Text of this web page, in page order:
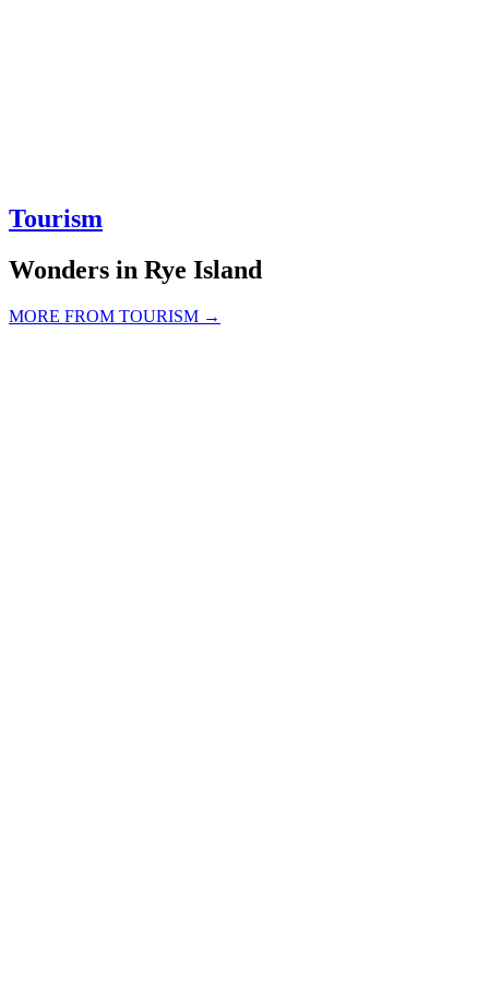
Tourism
Wonders in Rye Island
MORE FROM TOURISM →